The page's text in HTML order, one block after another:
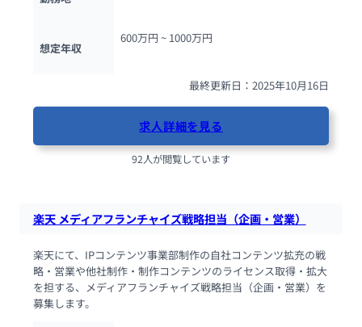
想定年収
600万円 ~ 1000万円
最終更新日：2025年10月16日
求人詳細を見る
92人が閲覧しています
楽天 メディアフランチャイズ戦略担当（企画・営業）
楽天にて、IPコンテンツ事業部制作の自社コンテンツ拡充の戦
略・営業や他社制作・制作コンテンツのライセンス取得・拡大
を担する、メディアフランチャイズ戦略担当（企画・営業）を
募集します。